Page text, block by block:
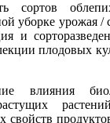
сортов
уборке урожая
и
плодовых
влияния
свойств